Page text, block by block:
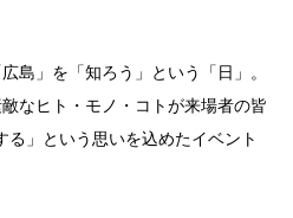
島」を「知ろう」という「日」。
なヒト・モノ・コトが来場者の皆
る」という思いを込めたイベント